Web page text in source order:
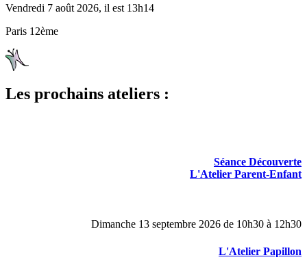
Vendredi 7 août 2026, il est 13h15
Paris 12ème
Les prochains ateliers :
Séance Découverte
L'Atelier Parent-Enfant
Dimanche 13 septembre 2026 de 10h30 à 12h30
L'Atelier Papillon